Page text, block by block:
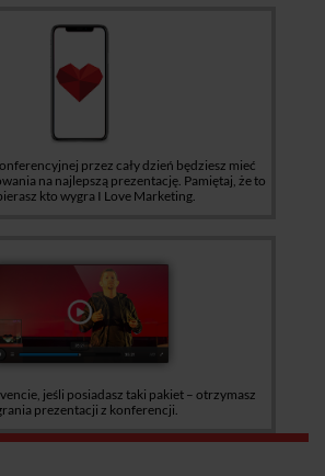
przez cały dzień będziesz mieć
na najlepszą prezentację. Pamiętaj, że to
kto wygra I Love Marketing.
jeśli posiadasz taki pakiet – otrzymasz
prezentacji z konferencji.